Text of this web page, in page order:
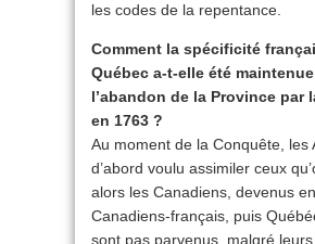
les codes de la repentance.
Comment la spécificité
Québec a-t-elle été
l’abandon de la Province par
en 1763 ?
Au moment de la Conquête, les
d’abord voulu assimiler ceux
alors les Canadiens, devenus
Canadiens-français, puis
sont pas parvenus, malgré leurs